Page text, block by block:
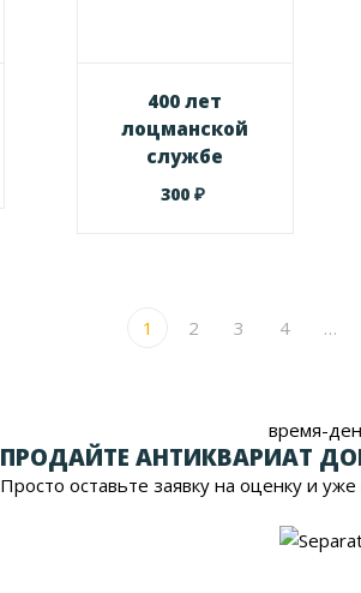
400 лет
лоцманской
службе
300₽
1 2 3 4 …
время-
ПРОДАЙТЕ АНТИКВАРИАТ
Просто оставьте заявку на оценку и